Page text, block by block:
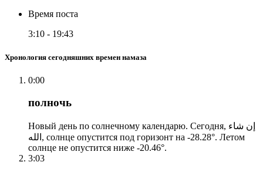
Время поста
3:10 - 19:43
Хронология сегодняшних времен намаза
0:00
полночь
Новый день по солнечному календарю. Сегодня, إن شاء
الله, солнце опустится под горизонт на -28.28°. Летом
солнце не опустится ниже -20.46°.
3:03